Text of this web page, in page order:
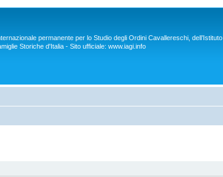
permanente per lo Studio degli Ordini Cavallereschi, dell’Istituto
Storiche d'Italia - Sito ufficiale: www.iagi.info